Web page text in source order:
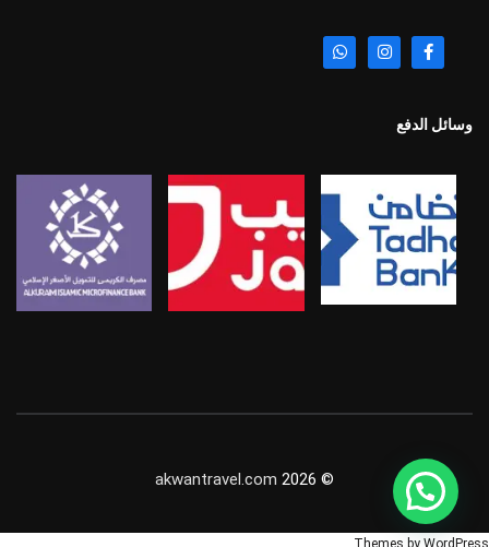
وسائل الدفع
© 2026
akwantravel.com
Themes by WordPress